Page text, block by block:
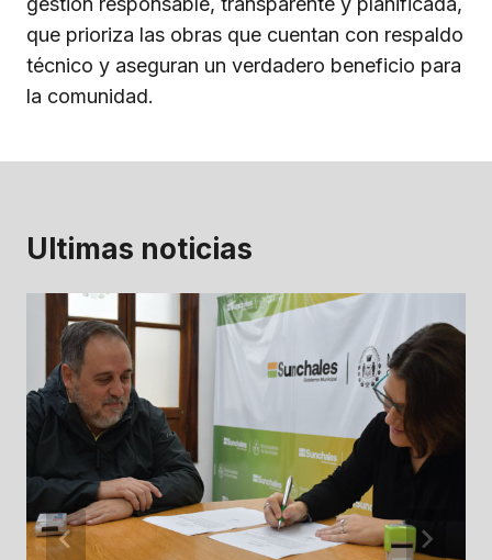
que prioriza las obras que cuentan con respaldo
técnico y aseguran un verdadero beneficio para
la comunidad.
Ultimas noticias